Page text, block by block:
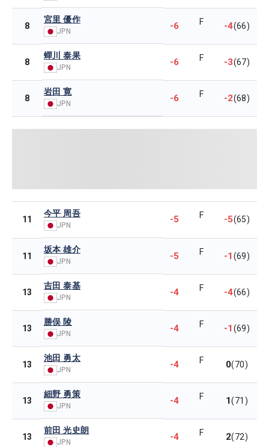
8
宮里 優作
JPN -6 F -4(66)
8
蟬川 泰果
JPN -6 F -3(67)
8
岩田 寛
JPN -6 F -2(68)
11
今平 周吾
JPN
-5 F -5(65)
11
坂本 雄介
JPN -5 F -1(69)
13
吉田 泰基
JPN -4 F -4(66)
13
勝俣 陵
JPN -4 F -1(69)
13
池田 勇太
JPN -4 F 0(70)
13
細野 勇策
JPN -4 F 1(71)
13
前田 光史朗
JPN -4 F 2(72)